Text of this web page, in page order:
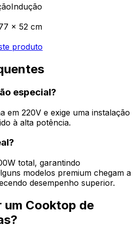
Indução
x 52 cm
produto
especial?
em 220V e exige uma instalação
à alta potência.
total, garantindo
modelos premium chegam a
desempenho superior.
um Cooktop de